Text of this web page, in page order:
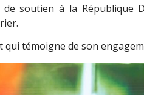
de soutien à la République
qui témoigne de son